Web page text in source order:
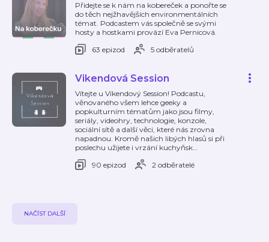
Přidejte se k nám na kobereček a ponořte se
do těch nejžhavějších environmentálních
témat. Podcastem vás společně se svými
hosty a hostkami provází Eva Pernicová.
63 epizod
5 odběratelů
Vikendová Session
Vítejte u Víkendový Session! Podcastu,
věnovaného všem lehce geeky a
popkulturním tématům jako jsou filmy,
seriály, videohry, technologie, konzole,
sociální sítě a další věci, které nás zrovna
napadnou. Kromě našich libých hlasů si při
poslechu užijete i vrzání kuchyňsk…
90 epizod
2 odběratelé
NAČÍST DALŠÍ